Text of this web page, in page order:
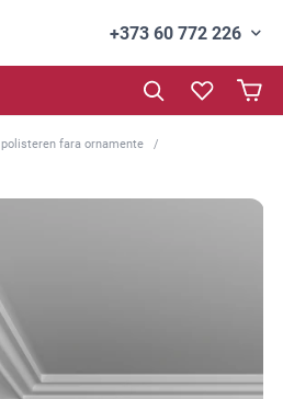
+373 60 772 226
fara ornamente